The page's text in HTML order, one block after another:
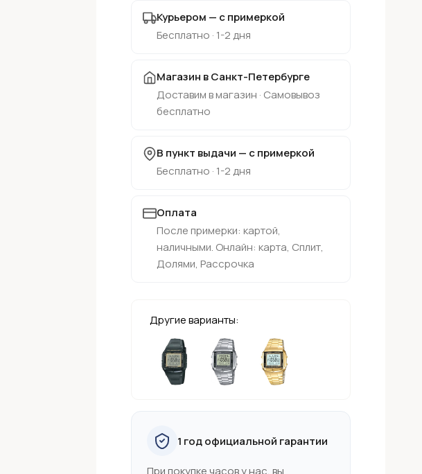
Курьером — с примеркой
Бесплатно · 1-2 дня
Магазин в Санкт-Петербурге
Доставим в магазин · Самовывоз
бесплатно
В пункт выдачи — с примеркой
Бесплатно · 1-2 дня
Оплата
После примерки: картой,
наличными. Онлайн: карта, Сплит,
Долями, Рассрочка
Другие варианты:
1 год официальной гарантии
При покупке часов у нас, вы